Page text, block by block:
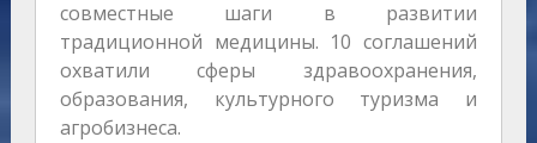
совместные шаги в развитии
традиционной медицины. 10 соглашений
охватили сферы здравоохранения,
образования, культурного туризма и
агробизнеса.